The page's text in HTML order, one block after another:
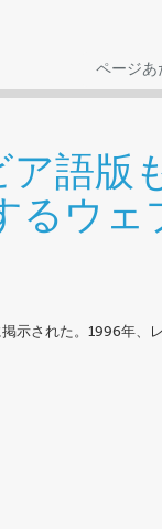
ページあ
ア語版
るウェ
示された。1996年、